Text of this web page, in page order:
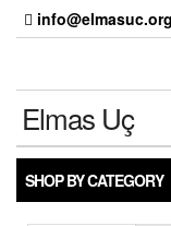
Skip info@elmasuc.org
Elmas Uç
SHOP BY CATEGORY